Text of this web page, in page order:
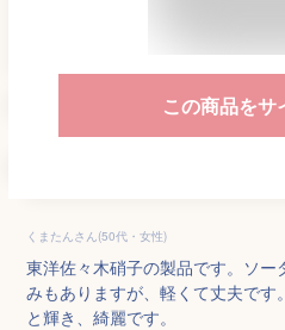
この商品をサ
くまたんさん(50代・女性)
東洋佐々木硝子の製品です。ソ
みもありますが、軽くて丈夫です
と輝き、綺麗です。